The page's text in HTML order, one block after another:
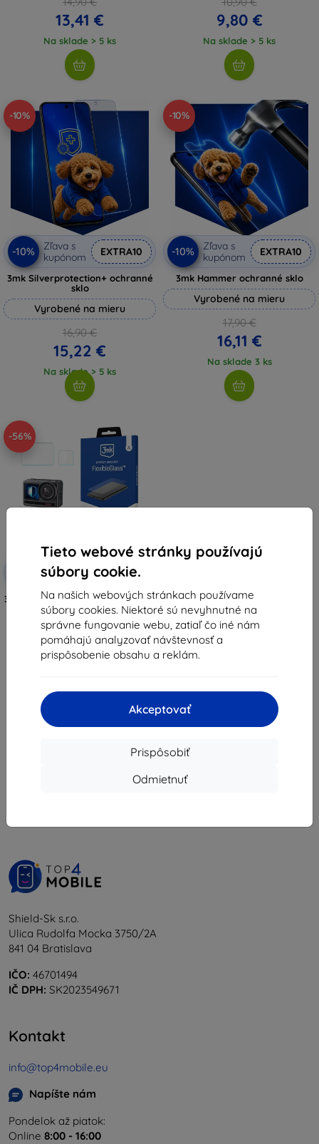
Tieto webové stránky používajú
súbory cookie.
Na našich webových stránkach používame
súbory cookies. Niektoré sú nevyhnutné na
správne fungovanie webu, zatiaľ čo iné nám
pomáhajú analyzovať návštevnosť a
prispôsobenie obsahu a reklám.
Akceptovať
Prispôsobiť
Odmietnuť
13,41 €
Na sklade > 5 ks
9,80 €
Na sklade > 5 ks
-10%
-10%
Zľava s
kupónom
EXTRA10
3mk Silverprotection+ ochranné
sklo
Vyrobené na mieru
16,90 €
15,22 €
Na sklade > 5 ks
-10%
-10%
Zľava s
kupónom
EXTRA10
3mk Hammer ochranné sklo
Vyrobené na mieru
17,90 €
16,11 €
Na sklade 3 ks
-56%
Zľava s
kupónom
EXTRA10
3MK FlexibleGlass AKASO Brave 8
hybridné tvrdené sklo
(5903108519618)
10,15 €
4,45 €
Shield-Sk s.r.o.
Ulica Rudolfa Mocka 3750/2A
841 04 Bratislava
IČO: 46701494
IČ DPH: SK2023549671
Kontakt
info@top4mobile.eu
Napíšte nám
Pondelok až piatok:
Online 8:00 - 16:00